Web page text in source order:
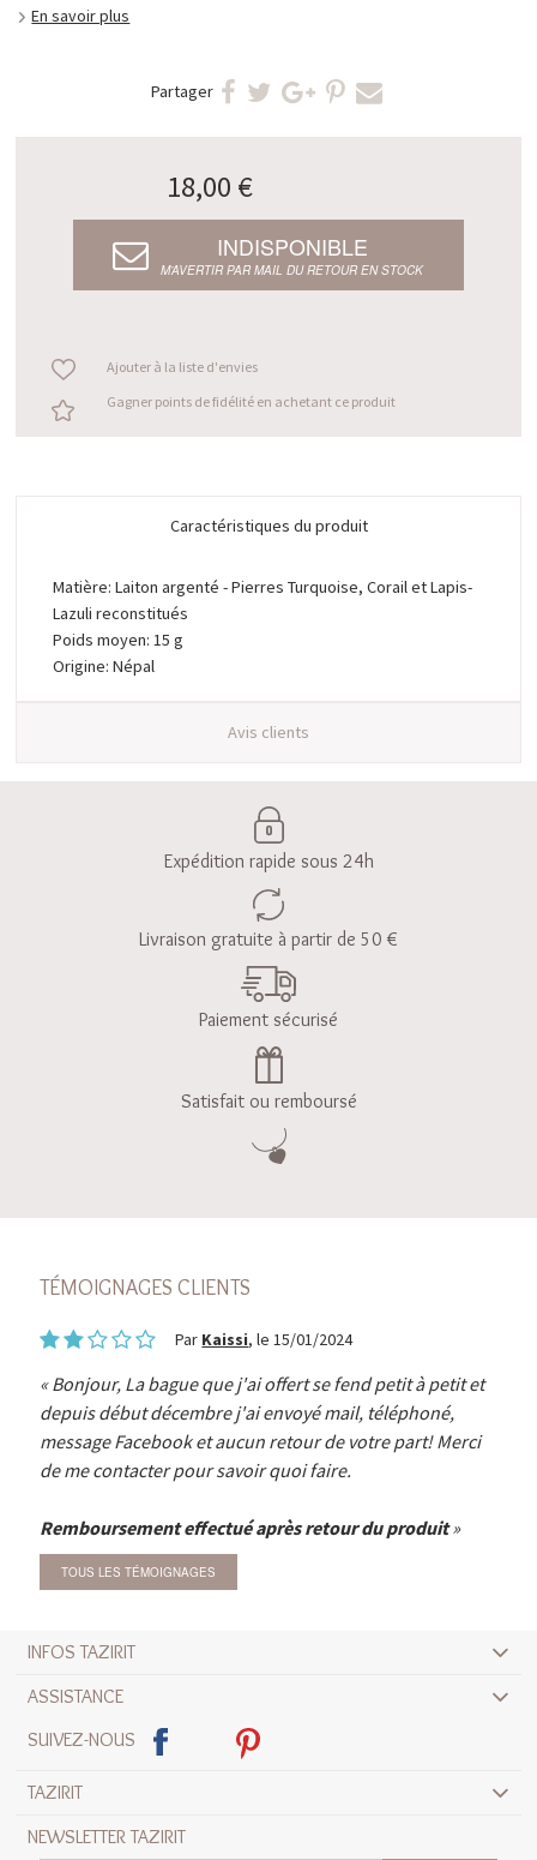
En savoir plus
Partager
18,00 €
INDISPONIBLE
M’AVERTIR PAR MAIL DU RETOUR EN STOCK
Ajouter à la liste d'envies
Gagner points de fidélité en achetant ce produit
Caractéristiques du produit
Matière: Laiton argenté - Pierres Turquoise, Corail et Lapis-
Lazuli reconstitués
Poids moyen: 15 g
Origine: Népal
Avis clients
Expédition rapide sous 24h
Livraison gratuite à partir de 50 €
Paiement sécurisé
Satisfait ou remboursé
TÉMOIGNAGES CLIENTS
Par Kaissi, le 15/01/2024
Bonjour, La bague que j'ai offert se fend petit à petit et
depuis début décembre j'ai envoyé mail, téléphoné,
message Facebook et aucun retour de votre part! Merci
de me contacter pour savoir quoi faire.
Remboursement effectué après retour du produit
TOUS LES TÉMOIGNAGES
INFOS TAZIRIT
ASSISTANCE
SUIVEZ-NOUS
TAZIRIT
NEWSLETTER TAZIRIT